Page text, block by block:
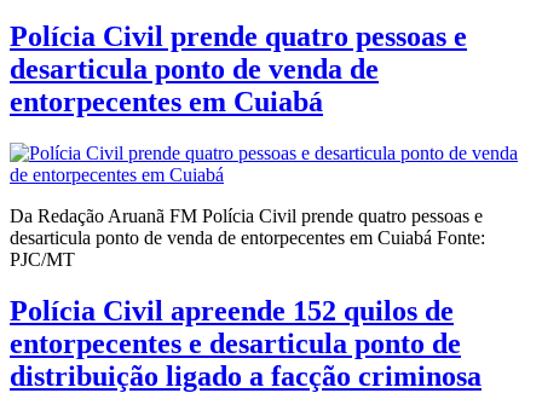
Polícia Civil prende quatro pessoas e
desarticula ponto de venda de
entorpecentes em Cuiabá
Da Redação Aruanã FM Polícia Civil prende quatro pessoas e
desarticula ponto de venda de entorpecentes em Cuiabá Fonte:
PJC/MT
Polícia Civil apreende 152 quilos de
entorpecentes e desarticula ponto de
distribuição ligado a facção criminosa